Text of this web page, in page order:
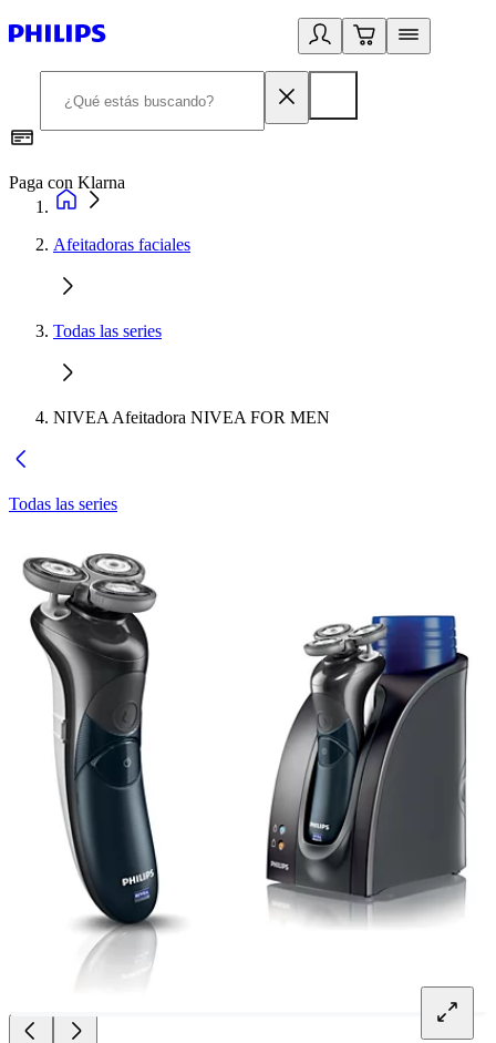
Paga con Klarna
Afeitadoras faciales
Todas las series
NIVEA Afeitadora NIVEA FOR MEN
Todas las series